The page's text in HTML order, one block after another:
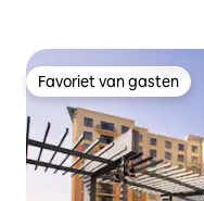
Favoriet van gasten
Favoriet van gasten